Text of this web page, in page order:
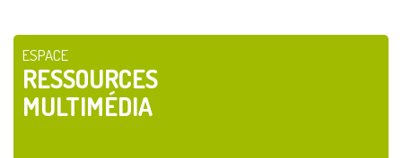
ESPACE
RESSOURCES
MULTIMÉDIA